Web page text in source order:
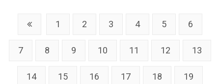
1 2 3 4 5 6
7 8 9 10 11 12 13
14 15 16 17 18 19